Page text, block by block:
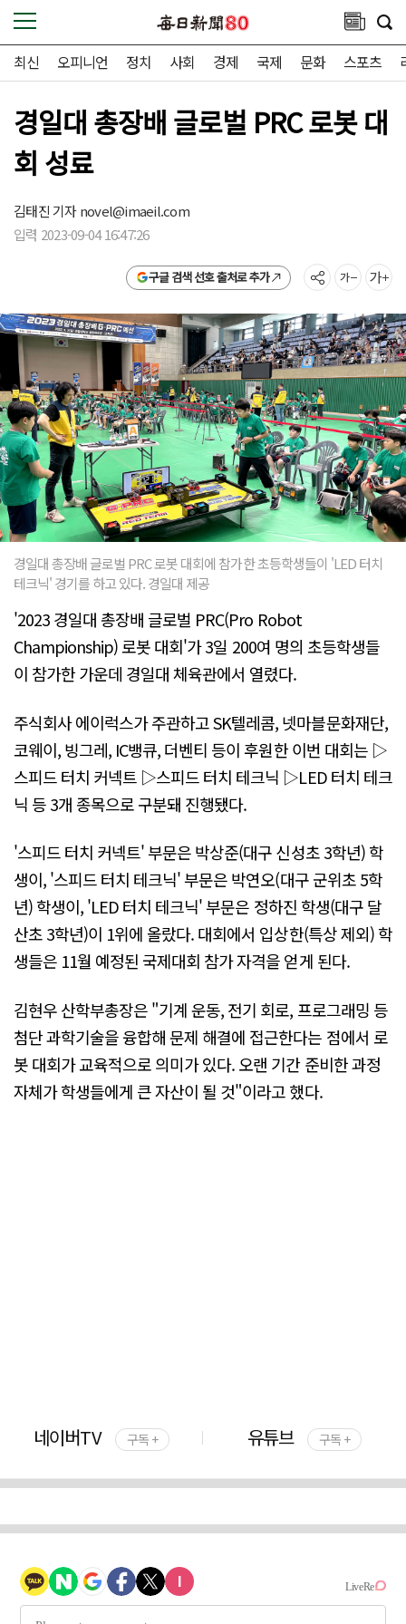
최신 오피니언 정치 사회 경제 국제 문화 스포츠
경일대 총장배 글로벌 PRC 로봇 대
회 성료
김태진 기자novel@imaeil.com
입력 2023-09-04 16:47:26
구글 검색 선호 출처로 추가
경일대 총장배 글로벌 PRC 로봇 대회에 참가한 초등학생들이 'LED 터치
테크닉' 경기를 하고 있다. 경일대 제공
'2023 경일대 총장배 글로벌 PRC(Pro Robot
Championship) 로봇 대회'가 3일 200여 명의 초등학생들
이 참가한 가운데 경일대 체육관에서 열렸다.
주식회사 에이럭스가 주관하고 SK텔레콤, 넷마블문화재단,
코웨이, 빙그레, IC뱅큐, 더벤티 등이 후원한 이번 대회는 ▷
스피드 터치 커넥트 ▷스피드 터치 테크닉 ▷LED 터치 테크
닉 등 3개 종목으로 구분돼 진행됐다.
'스피드 터치 커넥트' 부문은 박상준(대구 신성초 3학년) 학
생이, '스피드 터치 테크닉' 부문은 박연오(대구 군위초 5학
년) 학생이, 'LED 터치 테크닉' 부문은 정하진 학생(대구 달
산초 3학년)이 1위에 올랐다. 대회에서 입상한(특상 제외) 학
생들은 11월 예정된 국제대회 참가 자격을 얻게 된다.
김현우 산학부총장은 "기계 운동, 전기 회로, 프로그래밍 등
첨단 과학기술을 융합해 문제 해결에 접근한다는 점에서 로
봇 대회가 교육적으로 의미가 있다. 오랜 기간 준비한 과정
자체가 학생들에게 큰 자산이 될 것"이라고 했다.
네이버TV 구독 + 유튜브 구독 +